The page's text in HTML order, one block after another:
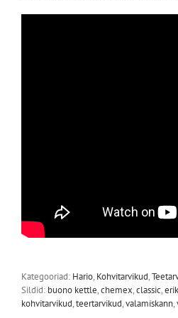
Kategooriad: Hario, Kohvitarvikud,
Sildid: buono kettle,chemex,classic,
kohvitarvikud,teertarvikud,valamiskann,